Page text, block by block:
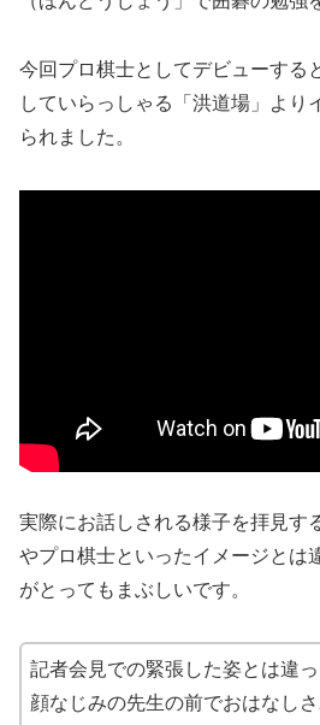
今回プロ棋士としてデビューする
していらっしゃる「洪道場」より
られました。
実際にお話しされる様子を拝見す
やプロ棋士といったイメージとは
がとってもまぶしいです。
記者会見での緊張した姿とは違っ
顔なじみの先生の前でおはなし